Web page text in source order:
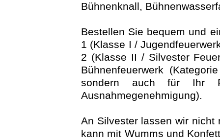
Bühnenknall,
Bestellen Sie bequem und
1 (Klasse I /
2 (Klasse II / Silvester
Bühnenfeuerwerk
sondern auch für Ihr
Ausnahmegenehmigung).
An Silvester lassen wir nicht
kann mit Wumms und